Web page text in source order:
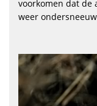
voorkomen dat de
weer